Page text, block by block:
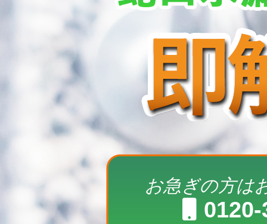
お急ぎの方は